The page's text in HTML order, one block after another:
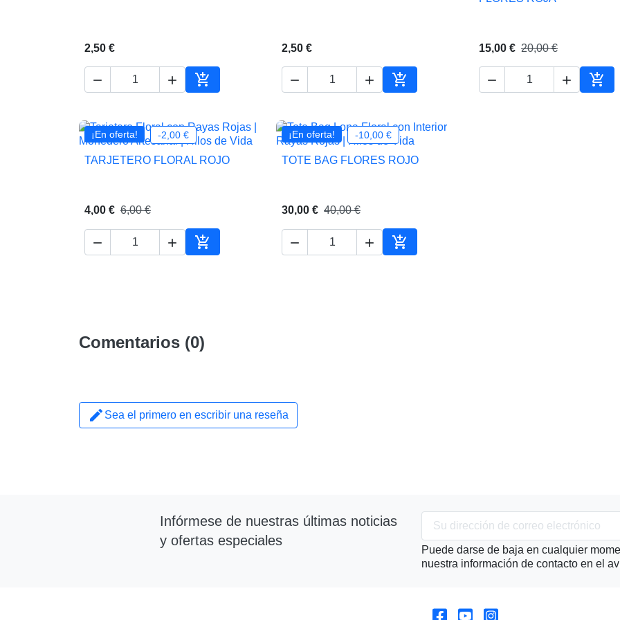
2,50 €
  
Añadir al carrito
2,50 €
  
Añadir al carrito
15,00 € 20,00 €
  
¡En oferta! -2,00 €
 Vista rápida
TARJETERO FLORAL ROJO
4,00 € 6,00 €
  
Añadir al carrito
¡En oferta! -10,00 €
 Vista rápida
TOTE BAG FLORES ROJO
30,00 € 40,00 €
  
Añadir al carrito
Comentarios (0)
 Sea el primero en escribir una reseña
Infórmese de nuestras últimas noticias
y ofertas especiales
Puede darse de baja en cualquier
nuestra información de contacto en el